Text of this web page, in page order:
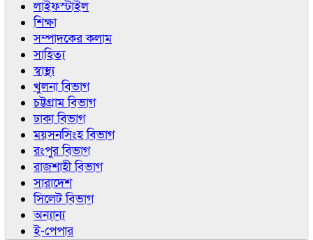
লাইফস্টাইল
শিক্ষা
সম্পাদকের কলাম
সাহিত্য
স্বাস্থ্য
খুলনা বিভাগ
চট্টগ্রাম বিভাগ
ঢাকা বিভাগ
ময়সনসিংহ বিভাগ
রংপুর বিভাগ
রাজশাহী বিভাগ
সারাদেশ
সিলেট বিভাগ
অন্যান্য
ই-পেপার